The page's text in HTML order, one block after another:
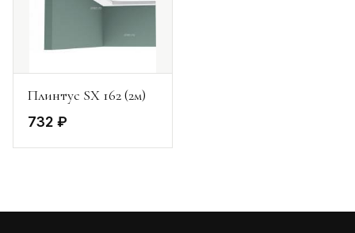
Плинтус SX 162 (2м)
732 ₽